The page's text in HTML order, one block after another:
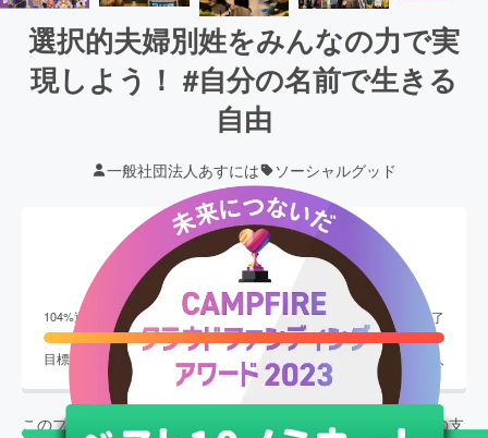
選択的夫婦別姓をみんなの力で実
現しよう！ #自分の名前で生きる
自由
一般社団法人あすには ソーシャルグッド
現在の支援総額
10,477,777円
104%達成 終了
目標金額 10,000,000 支援者数 1,005 人
このプロジェクトは、 に募集を開始し、 1,005
人の支